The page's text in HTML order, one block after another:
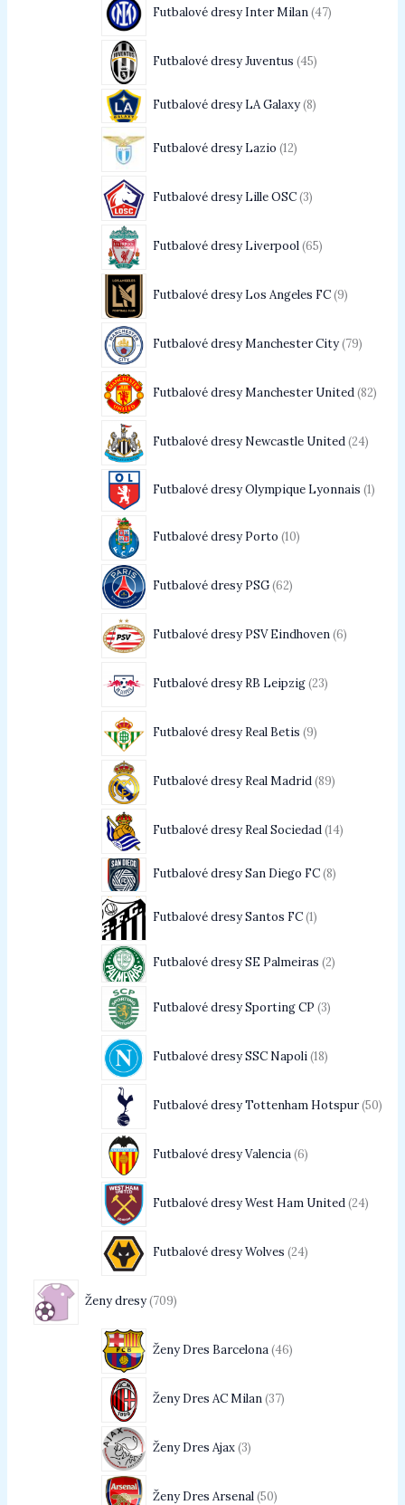
Futbalové dresy Inter Milan 47
Futbalové dresy Juventus 45
Futbalové dresy LA Galaxy 8
Futbalové dresy Lazio 12
Futbalové dresy Lille OSC 3
Futbalové dresy Liverpool 65
Futbalové dresy Los Angeles FC 9
Futbalové dresy Manchester City 79
Futbalové dresy Manchester United 82
Futbalové dresy Newcastle United 24
Futbalové dresy Olympique Lyonnais 1
Futbalové dresy Porto 10
Futbalové dresy PSG 62
Futbalové dresy PSV Eindhoven 6
Futbalové dresy RB Leipzig 23
Futbalové dresy Real Betis 9
Futbalové dresy Real Madrid 89
Futbalové dresy Real Sociedad 14
Futbalové dresy San Diego FC 8
Futbalové dresy Santos FC 1
Futbalové dresy SE Palmeiras 2
Futbalové dresy Sporting CP 3
Futbalové dresy SSC Napoli 18
Futbalové dresy Tottenham Hotspur 50
Futbalové dresy Valencia 6
Futbalové dresy West Ham United 24
Futbalové dresy Wolves 24
Ženy dresy 709
Ženy Dres Barcelona 46
Ženy Dres AC Milan 37
Ženy Dres Ajax 3
Ženy Dres Arsenal 50